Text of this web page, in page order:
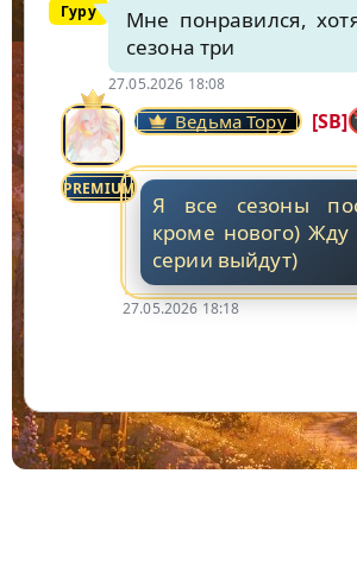
Гуру
Мне понравился,
сезона три
27.05.2026 18:08
PREMIUM
Ведьма Тору [SB]
Я все сезоны
кроме нового) Жду
серии выйдут)
27.05.2026 18:18